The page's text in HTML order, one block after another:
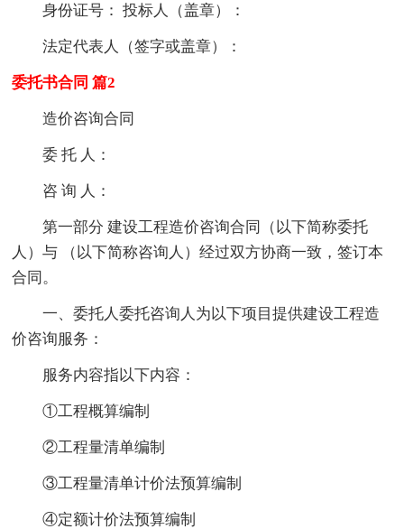
身份证号： 投标人（盖章）：
法定代表人（签字或盖章）：
委托书合同 篇2
造价咨询合同
委 托 人：
咨 询 人：
第一部分 建设工程造价咨询合同（以下简称委托
人）与 （以下简称咨询人）经过双方协商一致，签订本
合同。
一、委托人委托咨询人为以下项目提供建设工程造
价咨询服务：
服务内容指以下内容：
①工程概算编制
②工程量清单编制
③工程量清单计价法预算编制
④定额计价法预算编制